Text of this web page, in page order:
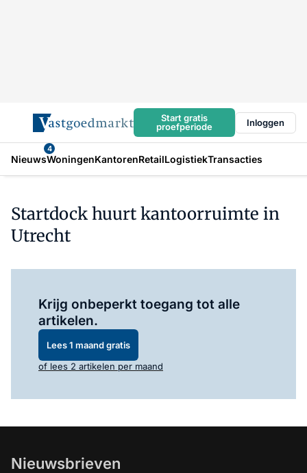
Start gratis
proefperiode
Inloggen
Nieuws
4
WoningenKantorenRetailLogistiekTransacties
Startdock huurt kantoorruimte in
Utrecht
Krijg onbeperkt toegang tot alle
artikelen.
Lees 1 maand gratis
of lees 2 artikelen per maand
Nieuwsbrieven